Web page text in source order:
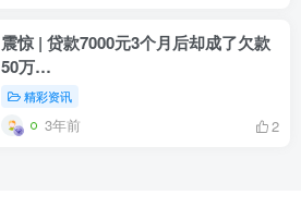
震惊 | 贷款7000元3个月后却成了欠款
50万…
精彩资讯
3年前 2